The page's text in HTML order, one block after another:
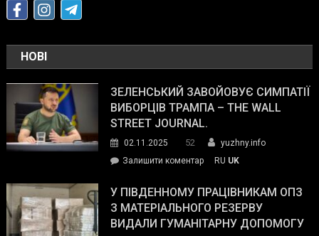
НОВІ
ЗЕЛЕНСЬКИЙ ЗАВОЙОВУЄ СИМПАТІЇ
ВИБОРЦІВ ТРАМПА – THE WALL
STREET JOURNAL.
02.11.2025 52
yuzhny.info
Залишити коментарon
завойовує
симпатії
виборців
RU UK
У ПІВДЕННОМУ ПРАЦІВНИКАМ ОПЗ
З МАТЕРІАЛЬНОГО РЕЗЕРВУ
ВИДАЛИ ГУМАНІТАРНУ ДОПОМОГУ